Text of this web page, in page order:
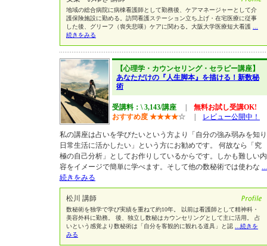
地域の総合病院に病棟看護師として勤務後、ケアマネージャーとして介
護保険施設に勤める。訪問看護ステーション立ち上げ・在宅医療に従事
した後、グリーフ（喪失悲嘆）ケアに関わる。大阪大学医療短大看護
続きをみる
【心理学・カウンセリング・セラピー講座】
あなただけの『人生脚本』を描ける！新数秘
術
受講料：\ 3,143/講座
無料お試し受講OK!
おすすめ度 ★★★★☆ レビュー公開中！
私の講座は占いを学びたいという方より「自分の強み弱みを知り
日常生活に活かしたい」という方にお勧めです。 何故なら「究
極の自己分析」としてお作りしているからです。しかも難しい内
容をイメージで簡単に学べます。そして他の数秘術では使わな ...
続きをみる
松川 講師
数秘術を独学で学び実績を重ねて約10年。 以前は看護師として精神科・
美容外科に勤務。 後、独立し数秘はカウンセリングとして主に活用。 占
いという感覚より数秘術は「自分を客観的に観れる道具」と認
...続きを
みる